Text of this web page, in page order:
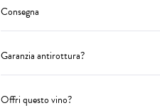
Consegna
Garanzia antirottura?
Offri questo vino?